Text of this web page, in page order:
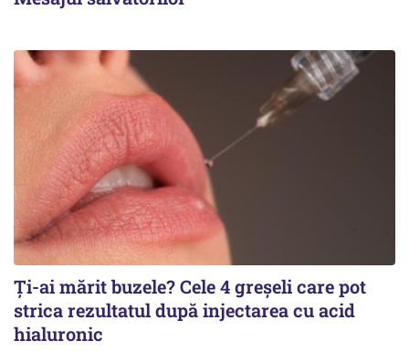
Ți-ai mărit buzele? Cele 4 greșeli care pot
strica rezultatul după injectarea cu acid
hialuronic